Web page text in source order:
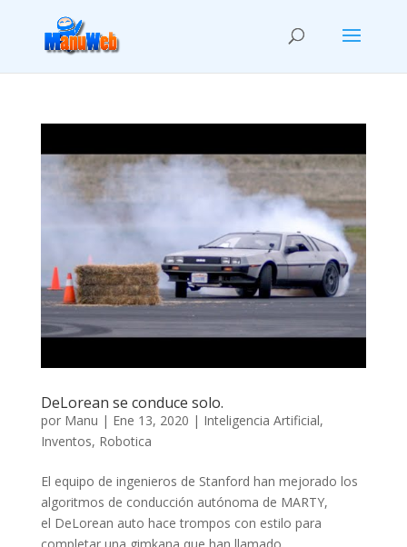
DeLorean se conduce solo.
por Manu | Ene 13, 2020 | Inteligencia Artificial,
Inventos, Robotica
El equipo de ingenieros de Stanford han mejorado los
algoritmos de conducción autónoma de MARTY,
el DeLorean auto hace trompos con estilo para